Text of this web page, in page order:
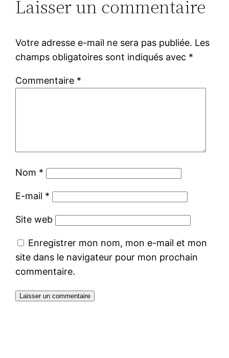
Laisser un commentaire
Votre adresse e-mail ne sera pas publiée. Les
champs obligatoires sont indiqués avec *
Commentaire *
Nom *
E-mail *
Site web
Enregistrer mon nom, mon e-mail et mon
site dans le navigateur pour mon prochain
commentaire.